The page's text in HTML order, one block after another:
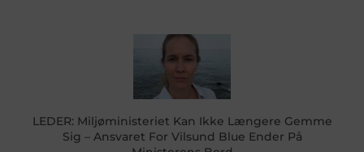
LEDER: Miljøministeriet Kan Ikke Længere Gemme
Sig – Ansvaret For Vilsund Blue Ender På